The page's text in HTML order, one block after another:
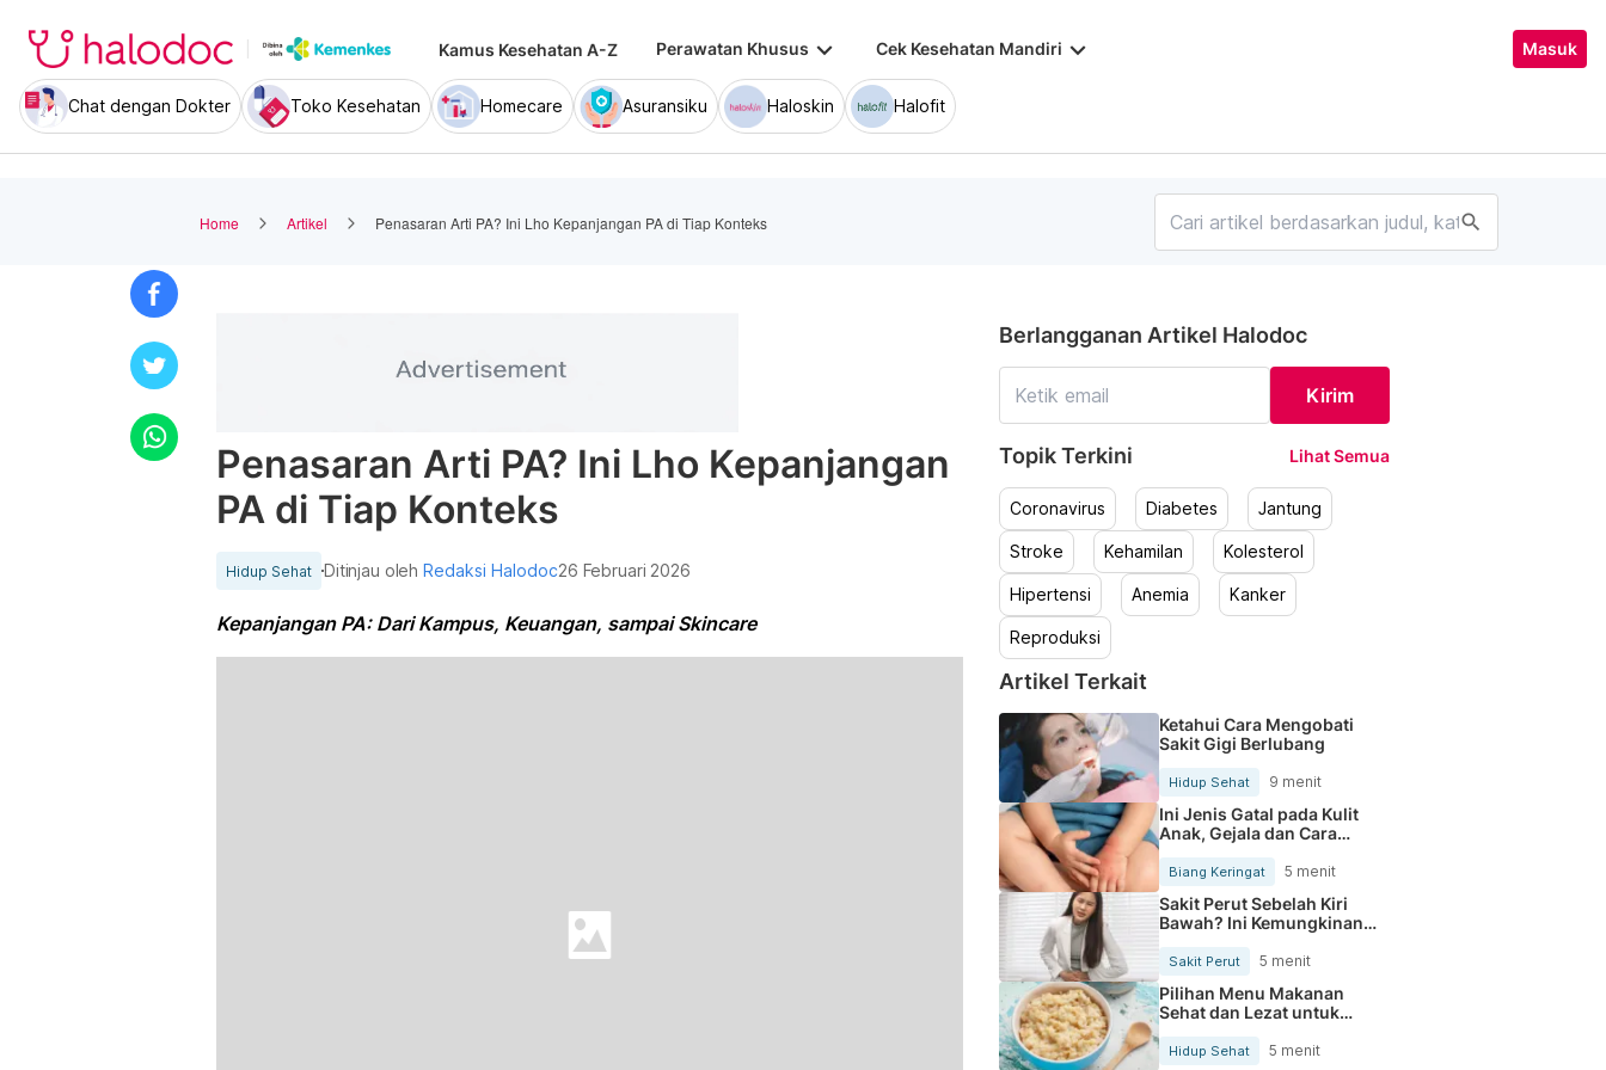
Kamus Kesehatan A-Z Perawatan Khusus keyboard_arrow_down Cek Kesehatan Mandiri keyboard_arrow_down Masuk
Chat dengan Dokter Toko Kesehatan Homecare Asuransiku Haloskin Halofit
Home Artikel Penasaran Arti PA? Ini Lho Kepanjangan PA di Tiap Konteks search
Penasaran Arti PA? Ini Lho Kepanjangan
PA di Tiap Konteks
Hidup Sehat Ditinjau olehRedaksi Halodoc26 Februari 2026
Kepanjangan PA: Dari Kampus, Keuangan, sampai Skincare
Berlangganan Artikel Halodoc
Kirim
Topik Terkini Lihat Semua
Coronavirus Diabetes Jantung
Stroke Kehamilan Kolesterol
Hipertensi Anemia Kanker
Reproduksi
Artikel Terkait
Ketahui Cara Mengobati
Sakit Gigi Berlubang
Hidup Sehat 9 menit
Ini Jenis Gatal pada Kulit
Anak, Gejala dan Cara
Mengobatinya
Biang Keringat 5 menit
Sakit Perut Sebelah Kiri
Bawah? Ini Kemungkinan
Sakit Perut 5 menit
Pilihan Menu Makanan
Sehat dan Lezat untuk
Mengurangi Kolesterol
Hidup Sehat 5 menit